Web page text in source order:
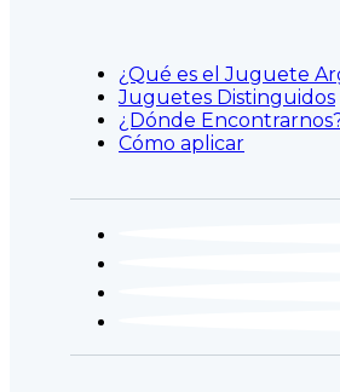
¿Qué es el Juguete
Juguetes Distinguidos
¿Dónde
Cómo aplicar